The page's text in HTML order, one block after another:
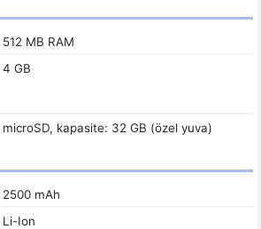
512 MB RAM
4 GB
microSD, kapasite: 32 GB (özel yuva)
2500 mAh
Li-Ion